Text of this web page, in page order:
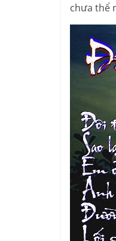
chưa thể